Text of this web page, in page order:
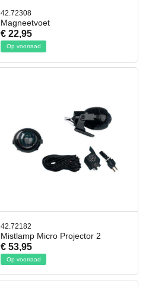
42.72308
Magneetvoet
€ 22,95
Op voorraad
42.72182
Mistlamp Micro Projector 2
€ 53,95
Op voorraad